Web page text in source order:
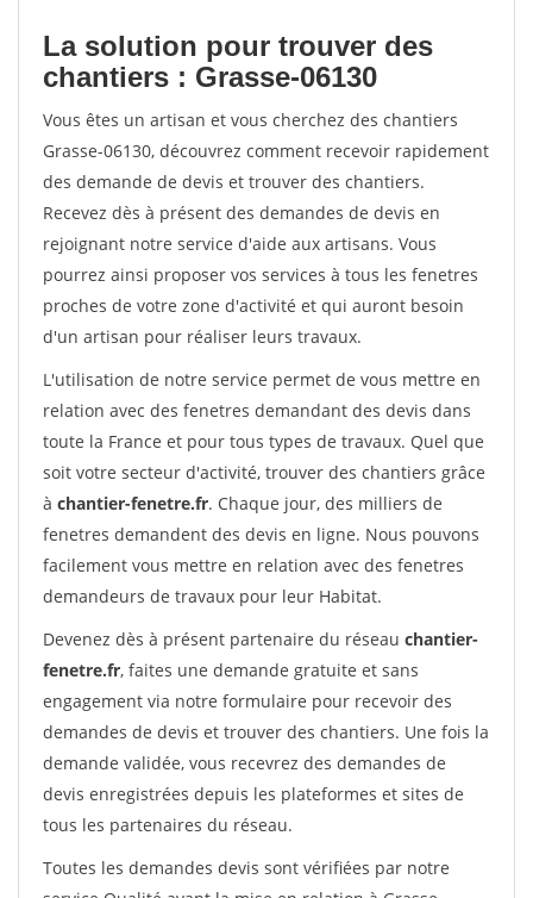
La solution pour trouver des
chantiers : Grasse-06130
Vous êtes un artisan et vous cherchez des chantiers
Grasse-06130, découvrez comment recevoir rapidement
des demande de devis et trouver des chantiers.
Recevez dès à présent des demandes de devis en
rejoignant notre service d'aide aux artisans. Vous
pourrez ainsi proposer vos services à tous les fenetres
proches de votre zone d'activité et qui auront besoin
d'un artisan pour réaliser leurs travaux.
L'utilisation de notre service permet de vous mettre en
relation avec des fenetres demandant des devis dans
toute la France et pour tous types de travaux. Quel que
soit votre secteur d'activité, trouver des chantiers grâce
à chantier-fenetre.fr. Chaque jour, des milliers de
fenetres demandent des devis en ligne. Nous pouvons
facilement vous mettre en relation avec des fenetres
demandeurs de travaux pour leur Habitat.
Devenez dès à présent partenaire du réseau chantier-
fenetre.fr, faites une demande gratuite et sans
engagement via notre formulaire pour recevoir des
demandes de devis et trouver des chantiers. Une fois la
demande validée, vous recevrez des demandes de
devis enregistrées depuis les plateformes et sites de
tous les partenaires du réseau.
Toutes les demandes devis sont vérifiées par notre